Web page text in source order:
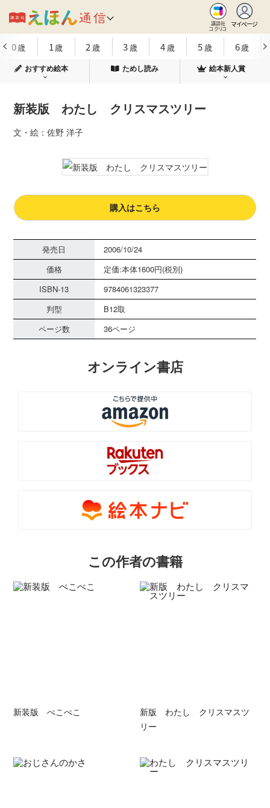
講談社
コクリコ
マイページ
0歳 1歳 2 歳 3歳 4歳 5歳 6歳
おすすめ絵本 ためし読み 絵本新人賞
新装版 わたし クリスマスツリー
文・絵：佐野 洋子
購入はこちら
発売日
2006/10/24
価格
定価:本体1600円(税別)
ISBN-13
9784061323377
判型
B12取
ページ数
36ページ
オンライン書店
この作者の書籍
新装版 ぺこぺこ
新版 わたし クリスマスツ
リー